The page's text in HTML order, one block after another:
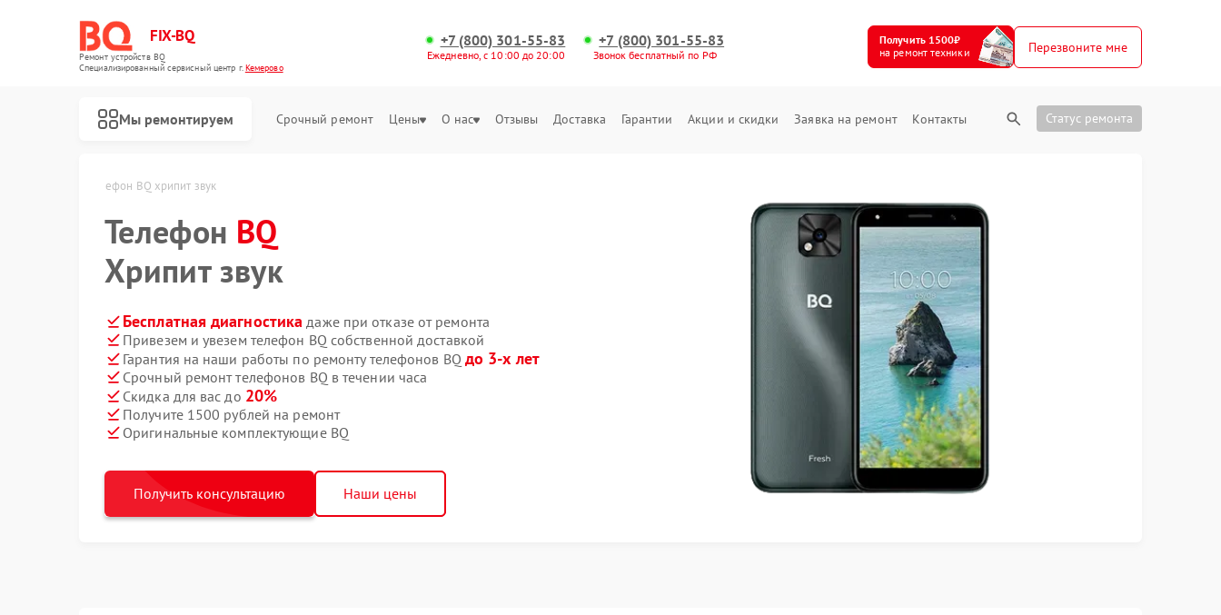
FIX-BQ
Ремонт устройств BQ
Специализированный cервисный центр г.Кемерово
+7 (800) 301-55-83
Ежедневно, с 10:00 до 20:00
+7 (800) 301-55-83
Звонок бесплатный по РФ
Получить 1500₽
на ремонт техники
Перезвоните мне
Мы ремонтируем Срочный ремонт Цены О нас Отзывы Доставка Гарантии Акции и скидки Заявка на ремонт Контакты Статус ремонта
Телефон BQ хрипит звук
Телефон BQ
Хрипит звук
Бесплатная диагностика даже при отказе от ремонта
Привезем и увезем телефон BQ собственной доставкой
Гарантия на наши работы по ремонту телефонов BQ до 3-х лет
Срочный ремонт телефонов BQ в течении часа
Скидка для вас до 20%
Получите 1500 рублей на ремонт
Оригинальные комплектующие BQ
Получить консультацию Наши цены